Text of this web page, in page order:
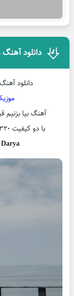
دانلود آهنگ
دانلود
آهنگ بیا
با دو کیفیت ۳۲۰ و ۱۲۸ همراه متن کامل آهنگ در موزیک آس